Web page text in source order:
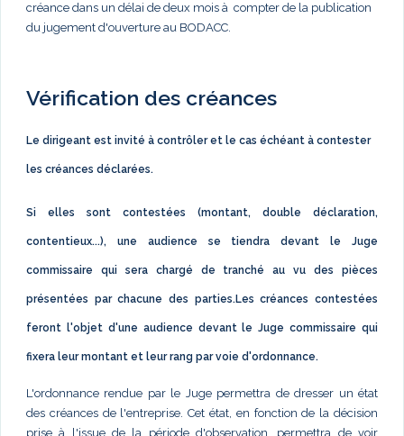
créance dans un délai de deux mois à compter de la publication
du jugement d'ouverture au BODACC.
Vérification des créances
Le dirigeant est invité à contrôler et le cas échéant à contester
les créances déclarées.
Si elles sont contestées (montant, double déclaration,
contentieux...), une audience se tiendra devant le Juge
commissaire qui sera chargé de tranché au vu des pièces
présentées par chacune des parties.Les créances contestées
feront l'objet d'une audience devant le Juge commissaire qui
fixera leur montant et leur rang par voie d'ordonnance.
L'ordonnance rendue par le Juge permettra de dresser un état
des créances de l'entreprise. Cet état, en fonction de la décision
prise à l'issue de la période d'observation, permettra de voir